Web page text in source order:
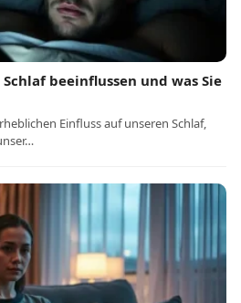
beeinflussen und was Sie
Einfluss auf unseren Schlaf,